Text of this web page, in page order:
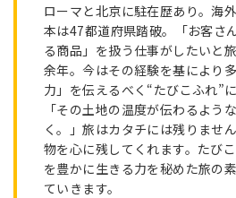
ローマと北京に駐在歴あり。海
本は47都道府県踏破。「お客さ
る商品」を扱う仕事がしたいと
余年。今はその経験を基により
力」を伝えるべく“たびこふれ”
「その土地の温度が伝わるよう
く。」旅はカタチには残りませ
物を心に残してくれます。たび
を豊かに生きる力を秘めた旅の
ていきます。